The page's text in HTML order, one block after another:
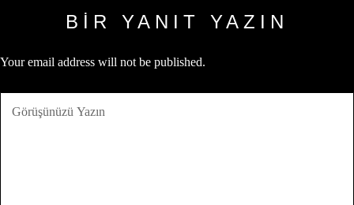
BIR YANIT YAZIN
Your email address will not be published.